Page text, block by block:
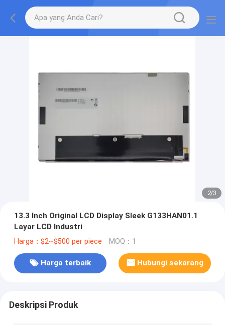
2/3
13.3 Inch Original LCD Display Sleek G133HAN01.1
Layar LCD Industri
Harga：$2~$500 per piece MOQ：1
Harga terbaik Hubungi sekarang
Deskripsi Produk